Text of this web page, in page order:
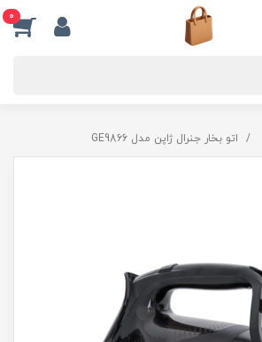
0
اتو بخار جنرال ژاپن مدل GE9866